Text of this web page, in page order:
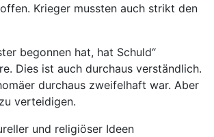
Krieger mussten auch strikt den
begonnen hat, hat Schuld“
Dies ist auch durchaus verständlich.
durchaus zweifelhaft war. Aber
verteidigen.
und religiöser Ideen